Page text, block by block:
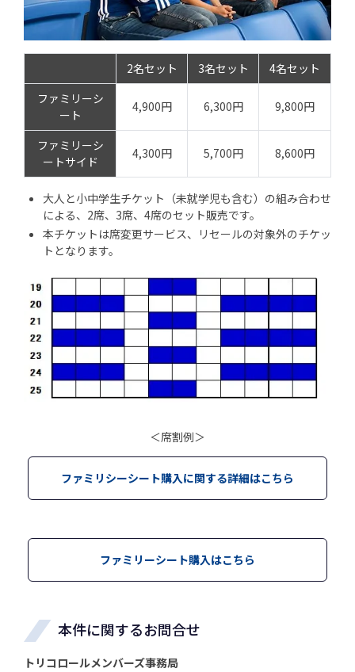
2名セット 3名セット
4名セット
ファミリーシ
ート
4,900円 6,300円 9,800円
ファミリーシ
ートサイド
4,300円 5,700円 8,600円
大人と小中学生チケット（未就学児も含む）の組み合わせ
による、2席、3席、4席のセット販売です。
本チケットは席変更サービス、リセールの対象外のチケッ
トとなります。
＜席割例＞
ファミリシーシート購入に関する詳細はこちら
ファミリーシート購入はこちら
本件に関するお問合せ
トリコロールメンバーズ事務局